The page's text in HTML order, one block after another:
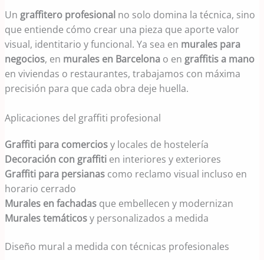
Ungraffitero profesional no solo domina la técnica, sino
que entiende cómo crear una pieza que aporte valor
visual, identitario y funcional. Ya sea en murales para
negocios, en murales en Barcelona o engraffitis a mano
en viviendas o restaurantes, trabajamos con máxima
precisión para que cada obra deje huella.
Aplicaciones del graffiti profesional
Graffiti para comerciosy locales de hostelería
Decoración con graffiti en interiores y exteriores
Graffiti para persianas como reclamo visual incluso en
horario cerrado
Murales en fachadas que embellecen y modernizan
Murales temáticosy personalizados a medida
Diseño mural a medida con técnicas profesionales